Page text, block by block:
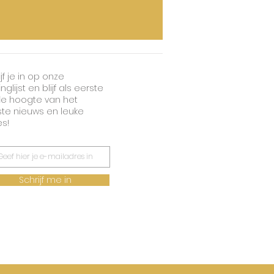
je in op onze
en blijf als eerste
hoogte van het
nieuws en leuke
Schrijf me in